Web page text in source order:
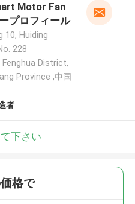
Motor Fan
プロフィール
10, Huiding
228
Fenghua District,
Province ,中国
者
下さい
格で